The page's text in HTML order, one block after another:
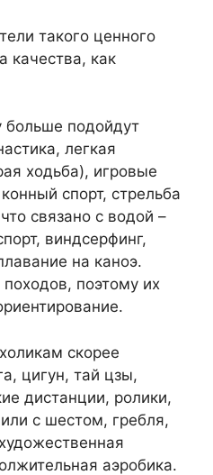
такого ценного
качества, как
подойдут
легкая
ходьба), игровые
спорт, стрельба
связано с водой –
виндсерфинг,
на каноэ.
поэтому их
скорее
цигун, тай цзы,
дистанции, ролики,
с шестом, гребля,
аэробика.